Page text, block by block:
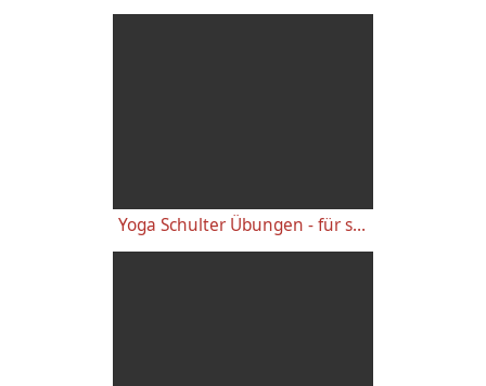
Yoga Schulter Übungen - für starke gesunde Schultern, gegen Schulterschmerzen